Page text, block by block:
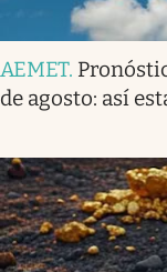
AEMET.
de agosto: así